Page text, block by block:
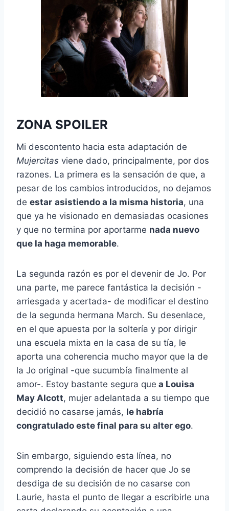
ZONA SPOILER
Mi descontento hacia esta adaptación de
Mujercitas viene dado, principalmente, por dos
razones. La primera es la sensación de que, a
pesar de los cambios introducidos, no dejamos
de estar asistiendo a la misma historia, una
que ya he visionado en demasiadas ocasiones
y que no termina por aportarme nada nuevo
que la haga memorable.
La segunda razón es por el devenir de Jo. Por
una parte, me parece fantástica la decisión -
arriesgada y acertada- de modificar el destino
de la segunda hermana March. Su desenlace,
en el que apuesta por la soltería y por dirigir
una escuela mixta en la casa de su tía, le
aporta una coherencia mucho mayor que la de
la Jo original -que sucumbía finalmente al
amor-. Estoy bastante segura que a Louisa
May Alcott, mujer adelantada a su tiempo que
decidió no casarse jamás, le habría
congratulado este final para su alter ego.
Sin embargo, siguiendo esta línea, no
comprendo la decisión de hacer que Jo se
desdiga de su decisión de no casarse con
Laurie, hasta el punto de llegar a escribirle una